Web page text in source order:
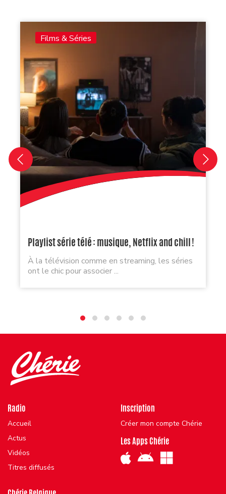
Films & Séries
Playlist série télé : musique, Netflix and chill !
À la télévision comme en streaming, les séries
ont le chic pour associer ...
Radio
Accueil
Actus
Vidéos
Titres diffusés
Inscription
Créer mon compte Chérie
Les Apps Chérie